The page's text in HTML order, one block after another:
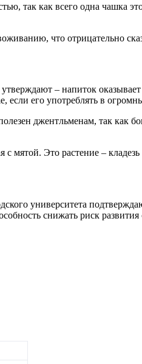
так как всего одна чашка
что отрицательно
– напиток
его употреблять в
джентльменам, так как
мятой. Это растение –
университета
снижать риск